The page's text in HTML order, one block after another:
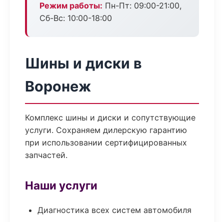
Режим работы: Пн-Пт: 09:00-21:00,
Сб-Вс: 10:00-18:00
Шины и диски в
Воронеж
Комплекс шины и диски и сопутствующие
услуги. Сохраняем дилерскую гарантию
при использовании сертифицированных
запчастей.
Наши услуги
Диагностика всех систем автомобиля